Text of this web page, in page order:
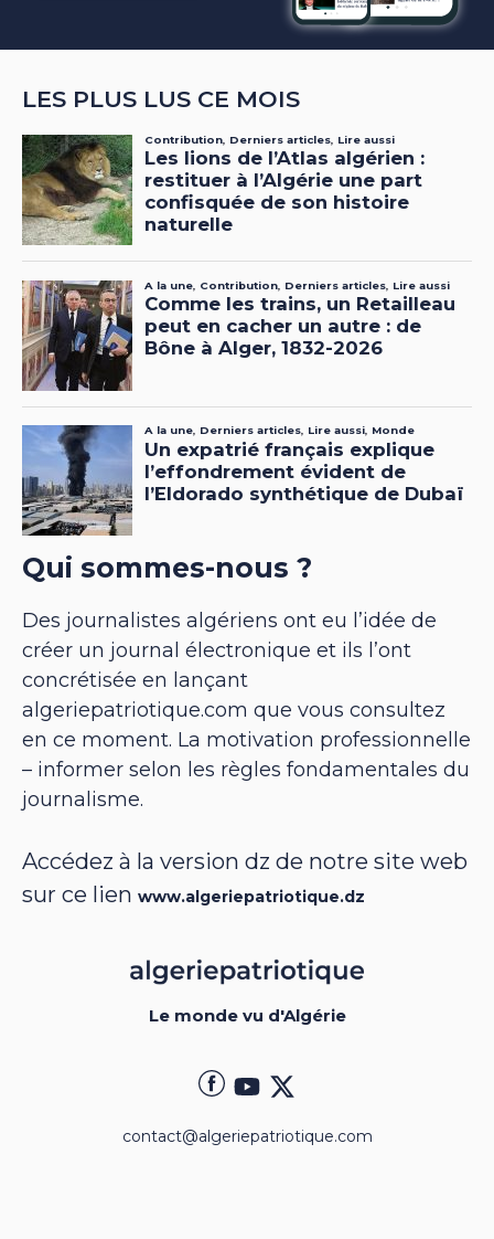
LES PLUS LUS CE MOIS
Qui sommes-nous ?
Des journalistes algériens ont eu l’idée de
créer un journal électronique et ils l’ont
concrétisée en lançant
algeriepatriotique.com que vous consultez
en ce moment. La motivation professionnelle
– informer selon les règles fondamentales du
journalisme.
Accédez à la version dz de notre site web
sur ce lien www.algeriepatriotique.dz
Le monde vu d'Algérie
contact@algeriepatriotique.com